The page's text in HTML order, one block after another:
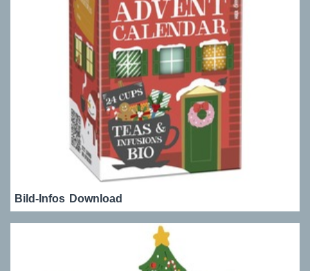
Bild-Infos Download